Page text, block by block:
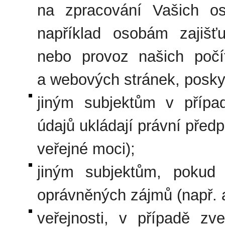
na zpracování Vašich
například osobám
nebo provoz našich
a webových stránek,
jiným subjektům v
údajů ukládají právní
veřejné moci);
jiným subjektům,
oprávněných zájmů
veřejnosti, v případě